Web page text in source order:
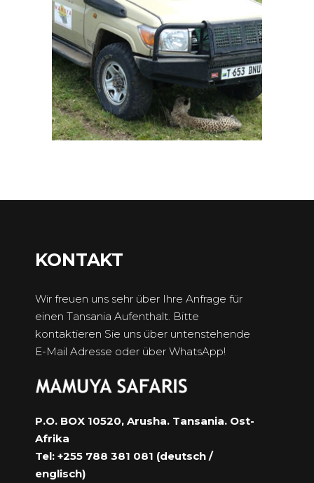
KONTAKT
Wir freuen uns sehr über Ihre Anfrage für
einen Tansania Aufenthalt. Bitte
kontaktieren Sie uns über untenstehende
E-Mail Adresse oder über WhatsApp!
P.O. BOX 10520, Arusha. Tansania. Ost-
Afrika
Tel: +255 788 381 081 (deutsch /
englisch)